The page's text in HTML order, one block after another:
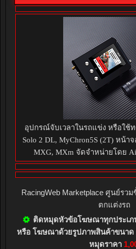
อุปกรณ์จับเวลาในรถแข่ง หรือใช้
Solo 2 DL, MyChron5S (2T) หน้า
MXG, MXm จัดจำหน่ายโดย
RacingWeb Marketplace ศูนย์ร
ตกแต่งรถ
ติดหมุดหัวข้อโฆษณาทุกประเภ
หรือ โฆษณาด้วยรูปภาพสินค้าขนาด
หมุดราคา